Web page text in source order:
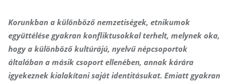
Korunkban a különböző nemzetiségek, etnikumok
együttélése gyakran konfliktusokkal terhelt, melynek oka,
hogy a különböző kultúrájú, nyelvű népcsoportok
általában a másik csoport ellenében, annak kárára
igyekeznek kialakítani saját identitásukat. Emiatt gyakran